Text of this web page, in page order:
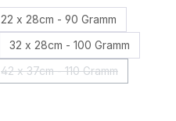
22 x 28cm - 90 Gramm
32 x 28cm - 100 Gramm
42 x 37cm - 110 Gramm